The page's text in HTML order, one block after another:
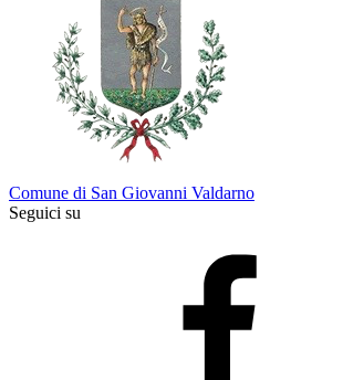
Comune di San Giovanni Valdarno
Seguici su